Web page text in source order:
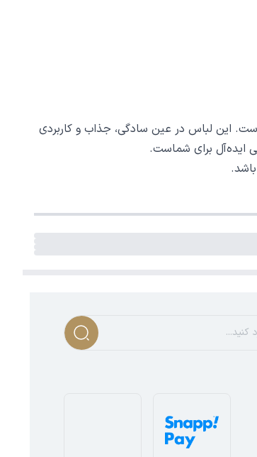
این لباس در عین سادگی، جذاب و کاربردی
ایده‌آل برای شماست.